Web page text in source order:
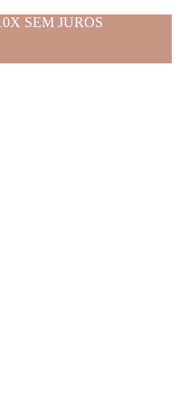
SEM JUROS